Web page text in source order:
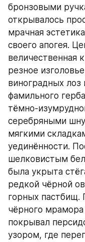
бронзовыми
открывалось
мрачная
своего апогея.
величественная
резное
виноградных
фамильного
тёмно-
серебряными
мягкими
уединённости.
шелковистым
была укрыта
редкой чёрной
горных
чёрного
покрывал
узором, где